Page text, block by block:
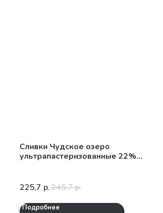
Сливки Чудское озеро
ультрапастеризованные 22%
225,7 р.245,7р.
Подробнее